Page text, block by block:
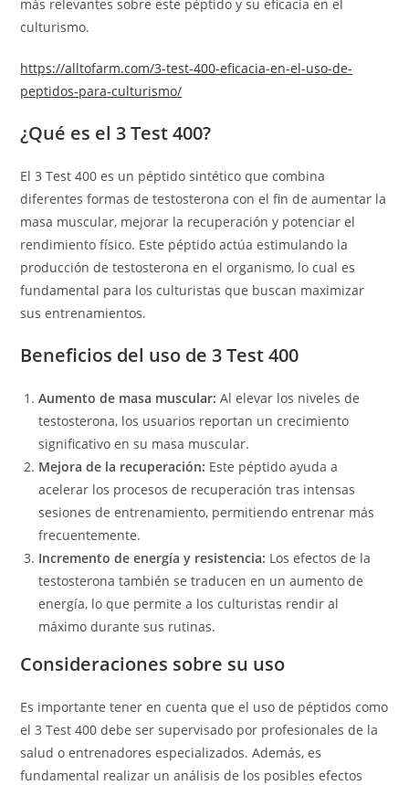
más relevantes sobre este péptido y su eficacia en el
culturismo.
https://alltofarm.com/3-test-400-eficacia-en-el-uso-de-
peptidos-para-culturismo/
¿Qué es el 3 Test 400?
El 3 Test 400 es un péptido sintético que combina
diferentes formas de testosterona con el fin de aumentar la
masa muscular, mejorar la recuperación y potenciar el
rendimiento físico. Este péptido actúa estimulando la
producción de testosterona en el organismo, lo cual es
fundamental para los culturistas que buscan maximizar
sus entrenamientos.
Beneficios del uso de 3 Test 400
Aumento de masa muscular: Al elevar los niveles de
testosterona, los usuarios reportan un crecimiento
significativo en su masa muscular.
Mejora de la recuperación: Este péptido ayuda a
acelerar los procesos de recuperación tras intensas
sesiones de entrenamiento, permitiendo entrenar más
frecuentemente.
Incremento de energía y resistencia: Los efectos de la
testosterona también se traducen en un aumento de
energía, lo que permite a los culturistas rendir al
máximo durante sus rutinas.
Consideraciones sobre su uso
Es importante tener en cuenta que el uso de péptidos como
el 3 Test 400 debe ser supervisado por profesionales de la
salud o entrenadores especializados. Además, es
fundamental realizar un análisis de los posibles efectos